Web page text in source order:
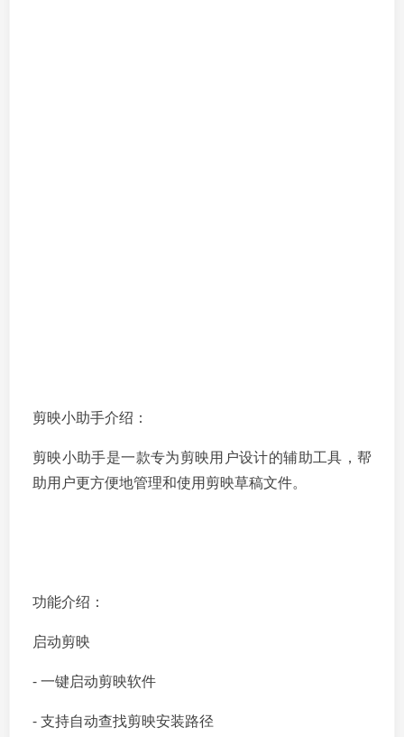
剪映小助手介绍：
剪映小助手是一款专为剪映用户设计的辅助工具，帮
助用户更方便地管理和使用剪映草稿文件。
功能介绍：
启动剪映
- 一键启动剪映软件
- 支持自动查找剪映安装路径